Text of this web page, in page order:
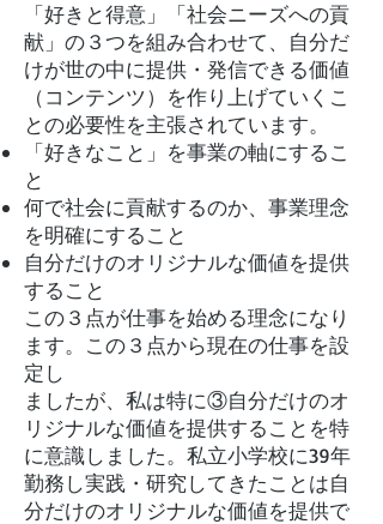
「好きと得意」「社会ニーズへの貢
献」の３つを組み合わせて、自分だ
けが世の中に提供・発信できる価値
（コンテンツ）を作り上げていくこ
との必要性を主張されています。
「好きなこと」を事業の軸にするこ
と
何で社会に貢献するのか、事業理念
を明確にすること
自分だけのオリジナルな価値を提供
すること
この３点が仕事を始める理念になり
ます。この３点から現在の仕事を設
定し
ましたが、私は特に③自分だけのオ
リジナルな価値を提供することを特
に意識しました。私立小学校に39年
勤務し実践・研究してきたことは自
分だけのオリジナルな価値を提供で